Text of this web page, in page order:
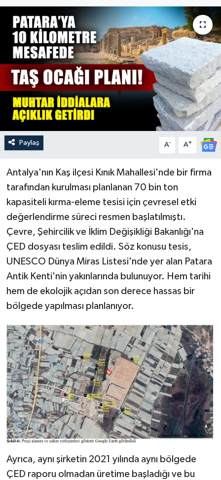
Paylaş A- A+
Antalya'nın Kaş ilçesi Kınık Mahallesi'nde bir firma
tarafından kurulması planlanan 70 bin ton
kapasiteli kırma-eleme tesisi için çevresel etki
değerlendirme süreci resmen başlatılmıştı.
Çevre, Şehircilik ve İklim Değişikliği Bakanlığı'na
ÇED dosyası teslim edildi. Söz konusu tesis,
UNESCO Dünya Miras Listesi'nde yer alan Patara
Antik Kenti'nin yakınlarında bulunuyor. Hem tarihi
hem de ekolojik açıdan son derece hassas bir
bölgede yapılması planlanıyor.
Ayrıca, aynı şirketin 2021 yılında aynı bölgede
ÇED raporu olmadan üretime başladığı ve bu
Magazin
Resmi İlan
Sağlık & Yaşam
Siyaset
Spor